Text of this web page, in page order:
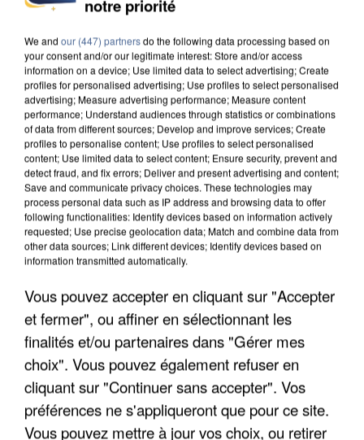
DE SOLIDARITÉ AVEC LES...
APRÈS TOUTES CES CANICULES, LES REFUGES
DE FAUNE SAUVAGE SONT...
notre priorité
We and our (447) partnersdo the following data processing based on
your consent and/or our legitimate interest: Store and/or access
information on a device; Use limited data to select advertising; Create
profiles for personalised advertising; Use profiles to select personalised
advertising; Measure advertising performance; Measure content
performance; Understand audiences through statistics or combinations
of data from different sources; Develop and improve services; Create
profiles to personalise content; Use profiles to select personalised
content; Use limited data to select content; Ensure security, prevent and
detect fraud, and fix errors; Deliver and present advertising and content;
Save and communicate privacy choices. These technologies may
process personal data such as IP address and browsing data to offer
following functionalities: Identify devices based on information actively
requested; Use precise geolocation data; Match and combine data from
other data sources; Link different devices; Identify devices based on
information transmitted automatically.
Vous pouvez accepter en cliquant sur "Accepter
et fermer", ou affiner en sélectionnant les
finalités et/ou partenaires dans "Gérer mes
choix". Vous pouvez également refuser en
cliquant sur "Continuer sans accepter". Vos
préférences ne s'appliqueront que pour ce site.
Vous pouvez mettre à jour vos choix, ou retirer